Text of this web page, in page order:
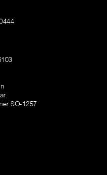
SO-1257